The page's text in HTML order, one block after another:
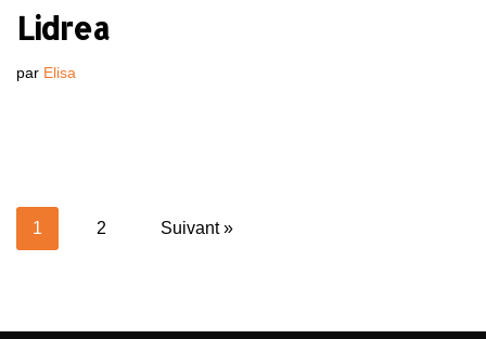
Lidrea
par Elisa
1 2 Suivant »